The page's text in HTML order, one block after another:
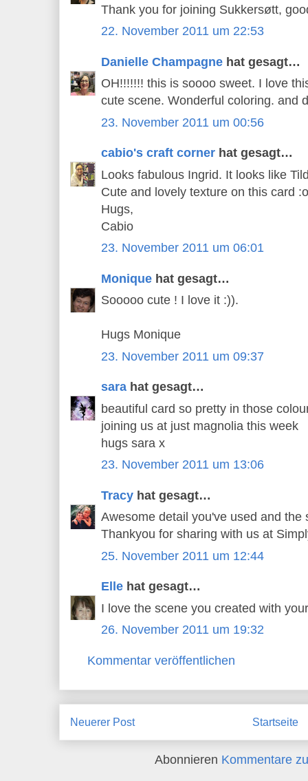
Thank you for joining Sukkersøtt,
22. November 2011 um 22:53
Danielle Champagne hat gesagt…
OH!!!!!!! this is soooo sweet. I love
cute scene. Wonderful coloring. and
23. November 2011 um 00:56
cabio's craft corner hat gesagt…
Looks fabulous Ingrid. It looks like
Cute and lovely texture on this card
Hugs,
Cabio
23. November 2011 um 06:01
Monique hat gesagt…
Sooooo cute ! I love it :)).
Hugs Monique
23. November 2011 um 09:37
sara hat gesagt…
beautiful card so pretty in those
joining us at just magnolia this week
hugs sara x
23. November 2011 um 13:06
Tracy hat gesagt…
Awesome detail you've used and the
Thankyou for sharing with us at
25. November 2011 um 12:44
Elle hat gesagt…
I love the scene you created with
26. November 2011 um 19:32
Kommentar veröffentlichen
Neuerer Post Startseite
Abonnieren Kommentare